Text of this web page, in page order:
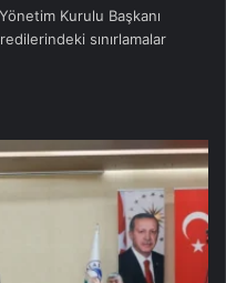
Kurulu Başkanı
sınırlamalar